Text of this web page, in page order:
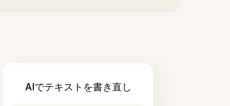
AIでテキストを書き直し